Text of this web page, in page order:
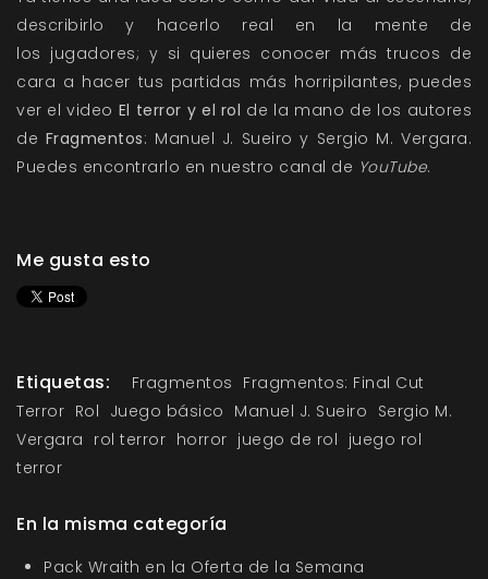
describirlo y hacerlo real en la mente de
los jugadores; y si quieres conocer más trucos de
cara a hacer tus partidas más horripilantes, puedes
ver el video El terror y el rol de la mano de los autores
de Fragmentos: Manuel J. Sueiro y Sergio M. Vergara.
Puedes encontrarlo en nuestro canal de YouTube.
Me gusta esto
Etiquetas: Fragmentos Fragmentos: Final Cut
Terror Rol Juego básico Manuel J. Sueiro Sergio M.
Vergara rol terror horror juego de rol juego rol
terror
En la misma categoría
Pack Wraith en la Oferta de la Semana